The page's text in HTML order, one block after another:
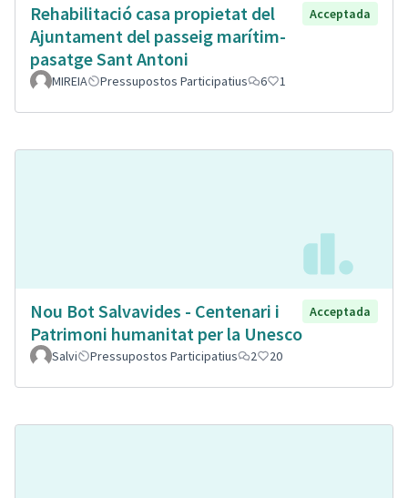
Rehabilitació casa propietat del
Ajuntament del passeig marítim-
pasatge Sant Antoni
Acceptada
MIREIA Pressupostos Participatius 6 1
Nou Bot Salvavides - Centenari i
Patrimoni humanitat per la Unesco
Acceptada
Salvi Pressupostos Participatius 2 20